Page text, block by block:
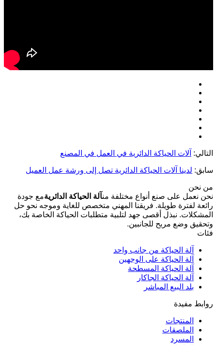
التالي: آلات الحياكة الدائرية في العمل في المصنع
سابق: لدينا آلات الحياكة الدائرية تصل إلى ورشة عمل العميل
من نحن
نحن نعمل على صنع أنواع مختلفة منآلة الحياكة الدائريةمع جودة
رائعة لفترة طويلة. فريقنا المهني متخصص للغاية وموجه نحو حل
المشكلات. نبذل أقصى جهد لتلبية متطلبات الحياكة الخاصة بك،
وتحقيق وضع مربح للجانبين.
فئات
آلة الحياكة من جانب واحد
آلة الحياكة على الوجهين
آلة الحياكة المسطحة
آلة الحياكة الجاكار
بلد البيع المباشر
روابط مفيدة
المنتجات
الملصقات
المسرد